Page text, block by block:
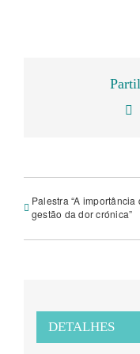
Palestra “A
gestão da dor crónica”
DETALHES